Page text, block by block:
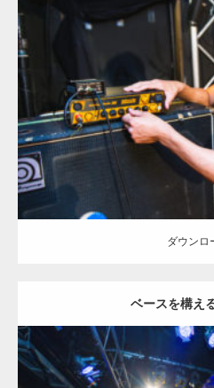
ロックなマッチョ オレン
天神 (福
ダウンロード
ダウンロ
ベースを構え
ギネス世界記